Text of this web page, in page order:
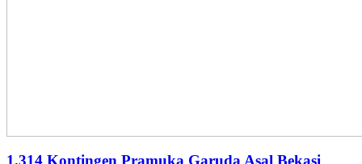
1.314 Kontingen Pramuka Garuda Asal Bekasi